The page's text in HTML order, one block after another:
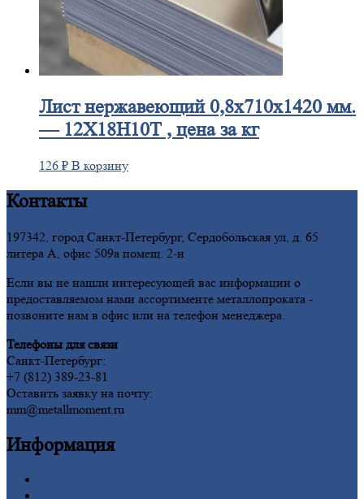
Листнержавеющий 0,8x710x1420 мм.
— 12Х18Н10Т , цена за кг
126 ₽ В корзину
Контакты
197342, город Санкт-Петербург, Сердобольская ул, д. 65
литера А, офис 509а помещ. 2-н
Если вы не нашли интересующей вас информации о
предоставляемом нами ассортименте металлопроката -
позвоните нам в офис или на телефон менеджера.
Телефоны для связи
Санкт-Петербург:
+7 (812) 389-23-81
Оставить заявку на почту:
mm@metallmoment.ru
Информация